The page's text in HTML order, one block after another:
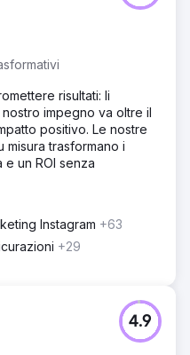
risultati: li
impegno va oltre il
positivo. Le nostre
misura trasformano i
un ROI senza
Instagram +63
+29
4.9